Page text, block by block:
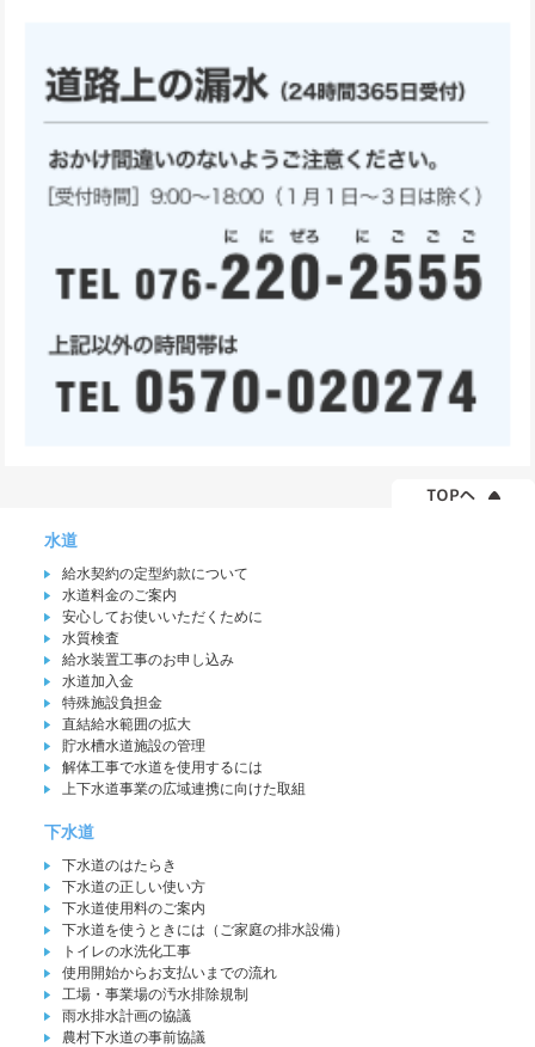
水道
給水契約の定型約款について
水道料金のご案内
安心してお使いいただくために
水質検査
給水装置工事のお申し込み
水道加入金
特殊施設負担金
直結給水範囲の拡大
貯水槽水道施設の管理
解体工事で水道を使用するには
上下水道事業の広域連携に向けた取組
下水道
下水道のはたらき
下水道の正しい使い方
下水道使用料のご案内
下水道を使うときには（ご家庭の排水設備）
トイレの水洗化工事
使用開始からお支払いまでの流れ
工場・事業場の汚水排除規制
雨水排水計画の協議
農村下水道の事前協議